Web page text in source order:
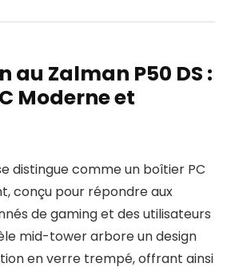
Zalman P50 DS :
Moderne et
distingue comme un boîtier PC
conçu pour répondre aux
de gaming et des utilisateurs
mid-tower arbore un design
en verre trempé, offrant ainsi